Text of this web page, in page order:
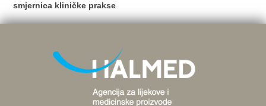
smjernica kliničke prakse